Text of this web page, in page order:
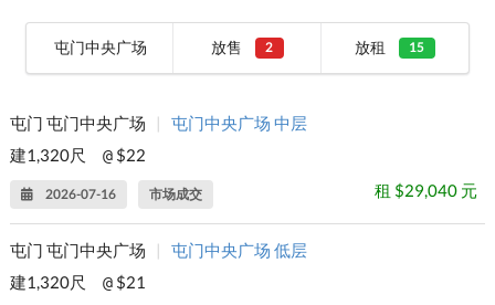
屯门中央广场 放售 2 放租 15
屯门 屯门中央广场 |
屯门中央广场 中层
建1,320尺
@ $22
2026-07-16 市场成交 租 $29,040 元
屯门 屯门中央广场 |
屯门中央广场 低层
建1,320尺
@ $21